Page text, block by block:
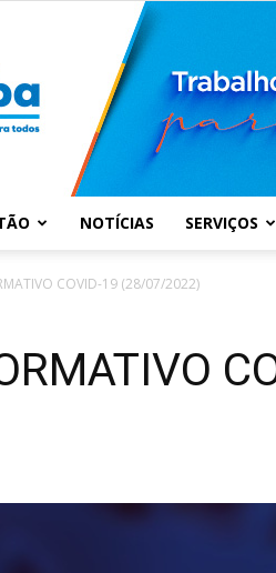
NOTÍCIAS SERVIÇOS
COVID-19 (28/07/2022)